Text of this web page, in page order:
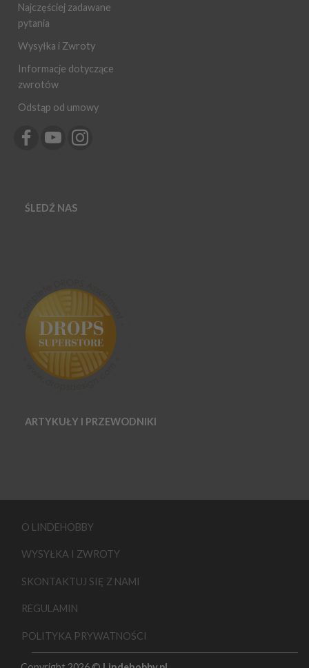
Najczęściej zadawane
pytania
Wysyłka i Zwroty
Informacje dotyczące
zwrotów
Odstąp od umowy
ŚLEDŹ NAS
ARTYKUŁY I PRZEWODNIKI
O LINDEHOBBY
WYSYŁKA I ZWROTY
SKONTAKTUJ SIĘ Z NAMI
REGULAMIN
POLITYKA PRYWATNOŚCI